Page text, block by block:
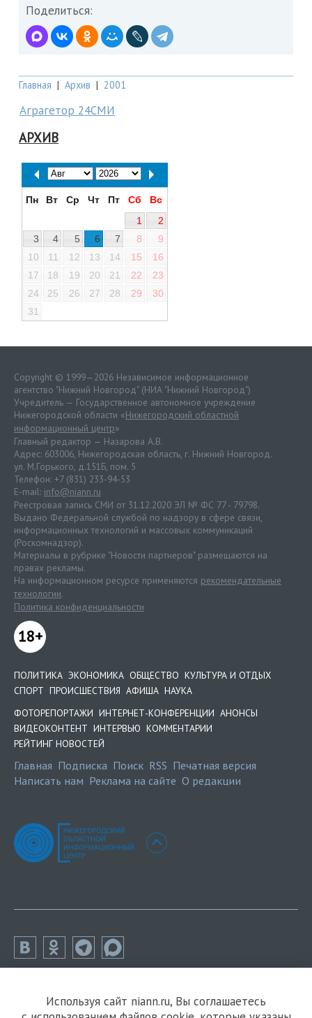
Поделиться:
Главная | Архив | 2001
Аграгетор 24СМИ
АРХИВ
Пн Вт Ср Чт Пт Сб
Вс
1
2
3
4 5 6 7 8
9
10
11 12 13 14 15
16
17
18 19 20 21 22
23
24
25 26 27 28 29
30
31
Copyright © 1999—2026 Независимое информационное
агентство "Нижний Новгород" (НИА "Нижний Новгород")
Учредитель — Государственное автономное учреждение
Нижегородской области «Нижегородский областной
информационный центр»
Главный редактор — Назарова А.В.
Адрес: 603006, Нижегородская область, г. Нижний Новгород.
ул. М.Горького, д.151Б, пом. 5
Телефон: +7 (831) 233-94-53
E-mail: info@niann.ru
Реестровая запись СМИ от 31.12.2020 ЭЛ № ФС 77 - 79798.
Выдано Федеральной службой по надзору в сфере связи,
информационных технологий и массовых коммуникаций
(Роскомнадзор).
Материалы в рубрике "Новости партнеров" размещаются на
правах рекламы.
На информационном ресурсе применяются рекомендательные
технологии.
Политика конфиденциальности
18+
ПОЛИТИКА ЭКОНОМИКА ОБЩЕСТВО КУЛЬТУРА И ОТДЫХ
СПОРТ ПРОИСШЕСТВИЯ АФИША НАУКА
ФОТОРЕПОРТАЖИ ИНТЕРНЕТ-КОНФЕРЕНЦИИ АНОНСЫ
ВИДЕОКОНТЕНТ ИНТЕРВЬЮ КОММЕНТАРИИ
РЕЙТИНГ НОВОСТЕЙ
Главная Подписка Поиск RSS Печатная версия
Написать нам Реклама на сайте О редакции
Используя сайт niann.ru, Вы соглашаетесь